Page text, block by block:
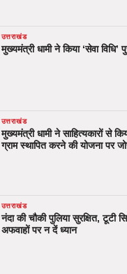
उत्तराखंड
मुख्यमंत्री धामी ने किया ‘सेवा
उत्तराखंड
मुख्यमंत्री धामी ने साहित्यकारों से
ग्राम स्थापित करने की योजना पर
उत्तराखंड
नंदा की चौकी पुलिया सुरक्षित, टूटी
अफवाहों पर न दें ध्यान